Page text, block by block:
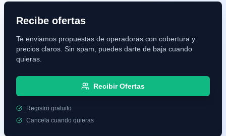
Recibe ofertas
Te enviamos propuestas de operadoras con cobertura y
precios claros. Sin spam, puedes darte de baja cuando
quieras.
Recibir Ofertas
Registro gratuito
Cancela cuando quieras